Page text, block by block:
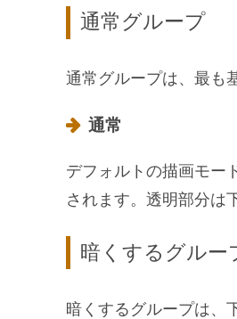
通常グループ
通常グループは、最も
通常
デフォルトの描画モー
されます。透明部分は
暗くするグルー
暗くするグループは、